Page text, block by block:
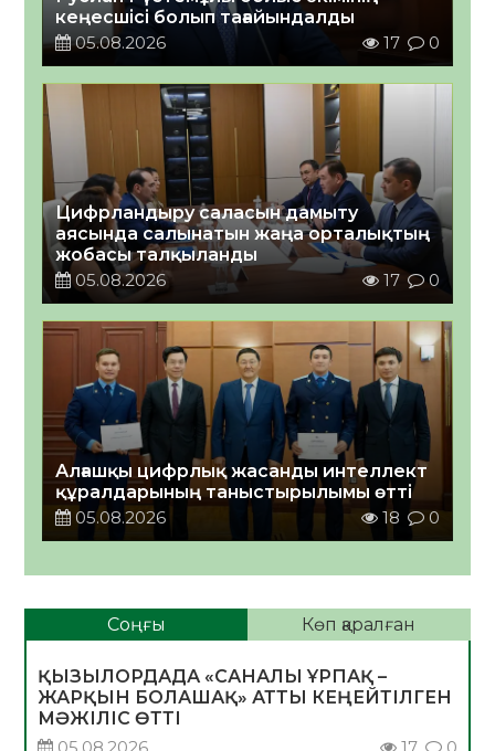
кеңесшісі болып тағайындалды
05.08.2026
17 0
Цифрландыру саласын дамыту
аясында салынатын жаңа орталықтың
жобасы талқыланды
05.08.2026
17 0
Алғашқы цифрлық жасанды интеллект
құралдарының таныстырылымы өтті
05.08.2026
18 0
Соңғы Көп қаралған
ҚЫЗЫЛОРДАДА «САНАЛЫ ҰРПАҚ –
ЖАРҚЫН БОЛАШАҚ» АТТЫ КЕҢЕЙТІЛГЕН
МӘЖІЛІС ӨТТІ